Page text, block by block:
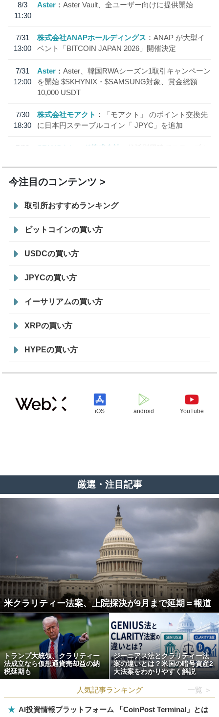
8/3
11:30
Aster Aster Vault、全ユーザー向けに提供開始
7/31
13:00
株式会社ANAPホールディングス
ANAP が大型イ
ベント「BITCOIN JAPAN 2026」開催決定
7/31
12:00
Aster
Aster、韓国RWAシーズン1取引キャンペーン
を開始 $SKHYNIX・$SAMSUNG対象、賞金総額
10,000 USDT
7/30
18:30
株式会社モアクト
「モアクト」 のポイント交換先
に日本円ステーブルコイン「 JPYC」を追加
7/29
SBI VCトレード株式会社
信託型円建てステーブル
今注目のコンテンツ
取引所おすすめランキング
ビットコインの買い方
USDCの買い方
JPYCの買い方
イーサリアムの買い方
XRPの買い方
HYPEの買い方
iOS android YouTube
厳選・注目記事
米クラリティー法案、上院採決が9月まで延期＝報道
トランプ大統領、クラリティー
法成立なら仮想通貨売却益の納
税延期も
ジーニアス法とクラリティー法
案の違いとは？米国の暗号資産2
大法案をわかりやすく解説
人気記事ランキング 一覧 ＞
★ AI投資情報プラットフォーム 「CoinPost Terminal」とは